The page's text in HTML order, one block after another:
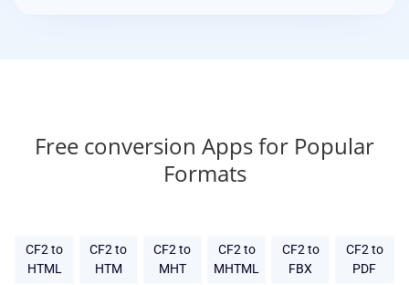
Free conversion Apps for Popular
Formats
CF2 to
HTML
CF2 to
HTM
CF2 to
MHT
CF2 to
MHTML
CF2 to
FBX
CF2 to
PDF